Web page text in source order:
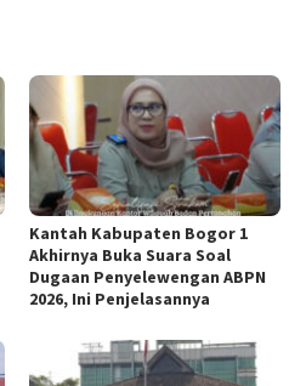
Kantah Kabupaten Bogor 1
Akhirnya Buka Suara Soal
Dugaan Penyelewengan ABPN
2026, Ini Penjelasannya